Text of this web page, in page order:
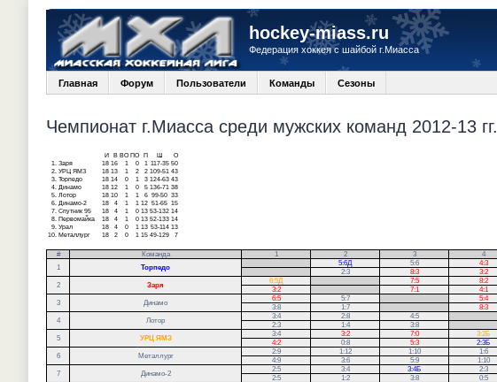
hockey-miass.ru
Федерация хоккея с шайбой г.Миасса
Главная Форум Пользователи Команды Сезоны
Чемпионат г.Миасса среди мужских команд 2012-13 гг.
И В ВО ПО П
О
1.
Заря 18 16 1 0 1 117-35 50
2. УРЦ ЯМЗ 18 13 1 2 2 109-51 43
3. Торпедо 18 14 0 1 3 124-63 43
4.
Динамо 18 12 1 0 5 136-71 38
5. Лотор 18 10 1 1 6 99-50 33
6.
Динамо-2 18 4 1 1 12 51-65 15
7. Спутник 95 18 4 1 0 13 53-132 14
8.
Первомайка 18 4 1 0 13 52-133 14
9. Урал 18 4 0 1 13 53-114 13
10.
Металлург 18 2 0 1 15 49-129 7
# Команда 1 2 3 4
1
Торпедо
5:6Д 5:6 4:3
2:3 8:3 3:2
2
Заря
6:5Д 7:5 8:2
3:2 7:1 4:1
3
Динамо
6:5 5:7 5:4
3:8 1:7 8:3
4
Лотор
3:4 2:8 4:5
2:3 1:4 3:8
5
УРЦ ЯМЗ
3:4 3:2 7:0 3:2Б
4:2 0:8 5:3 2:3Б
6
Металлург
2:9 1:12 1:10 1:6
4:9 3:6 5:9 1:10
7
Динамо-2
2:5 3:4 3:4Б 2:3
2:5 1:2 3:8 0:5